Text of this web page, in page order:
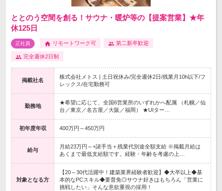
ととのう空間を創る！サウナ・暖炉等の【提案営業】★年
休125日
正社員 リモートワーク可 第二新卒歓迎
完全週休2日制
掲載社名
株式会社メトス | 土日祝休み/完全週休2日/残業月10h以下/フ
レックス/在宅勤務可
勤務地
★希望に応じて、全国6営業所のいずれかへ配属 （札幌／仙
台／東京／名古屋／大阪／福岡） ★UIター…
初年度年収 400万円～450万円
給与
月給23万円～+諸手当＋残業代別途全額支給 ※掲載月給は
あくまで最低支給額です。経験・年齢を考慮の上…
対象となる方
【20～30代活躍中！建築業界経験者歓迎】◆大卒以上◆基
本的なPCスキル◆要普免◎サウナ好きはもちろん「営業に
挑戦したい」そんな意欲重視の採用！